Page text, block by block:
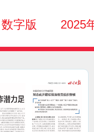
数字版 2025